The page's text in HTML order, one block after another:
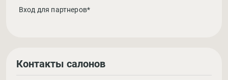
Вход для партнеров*
Контакты салонов